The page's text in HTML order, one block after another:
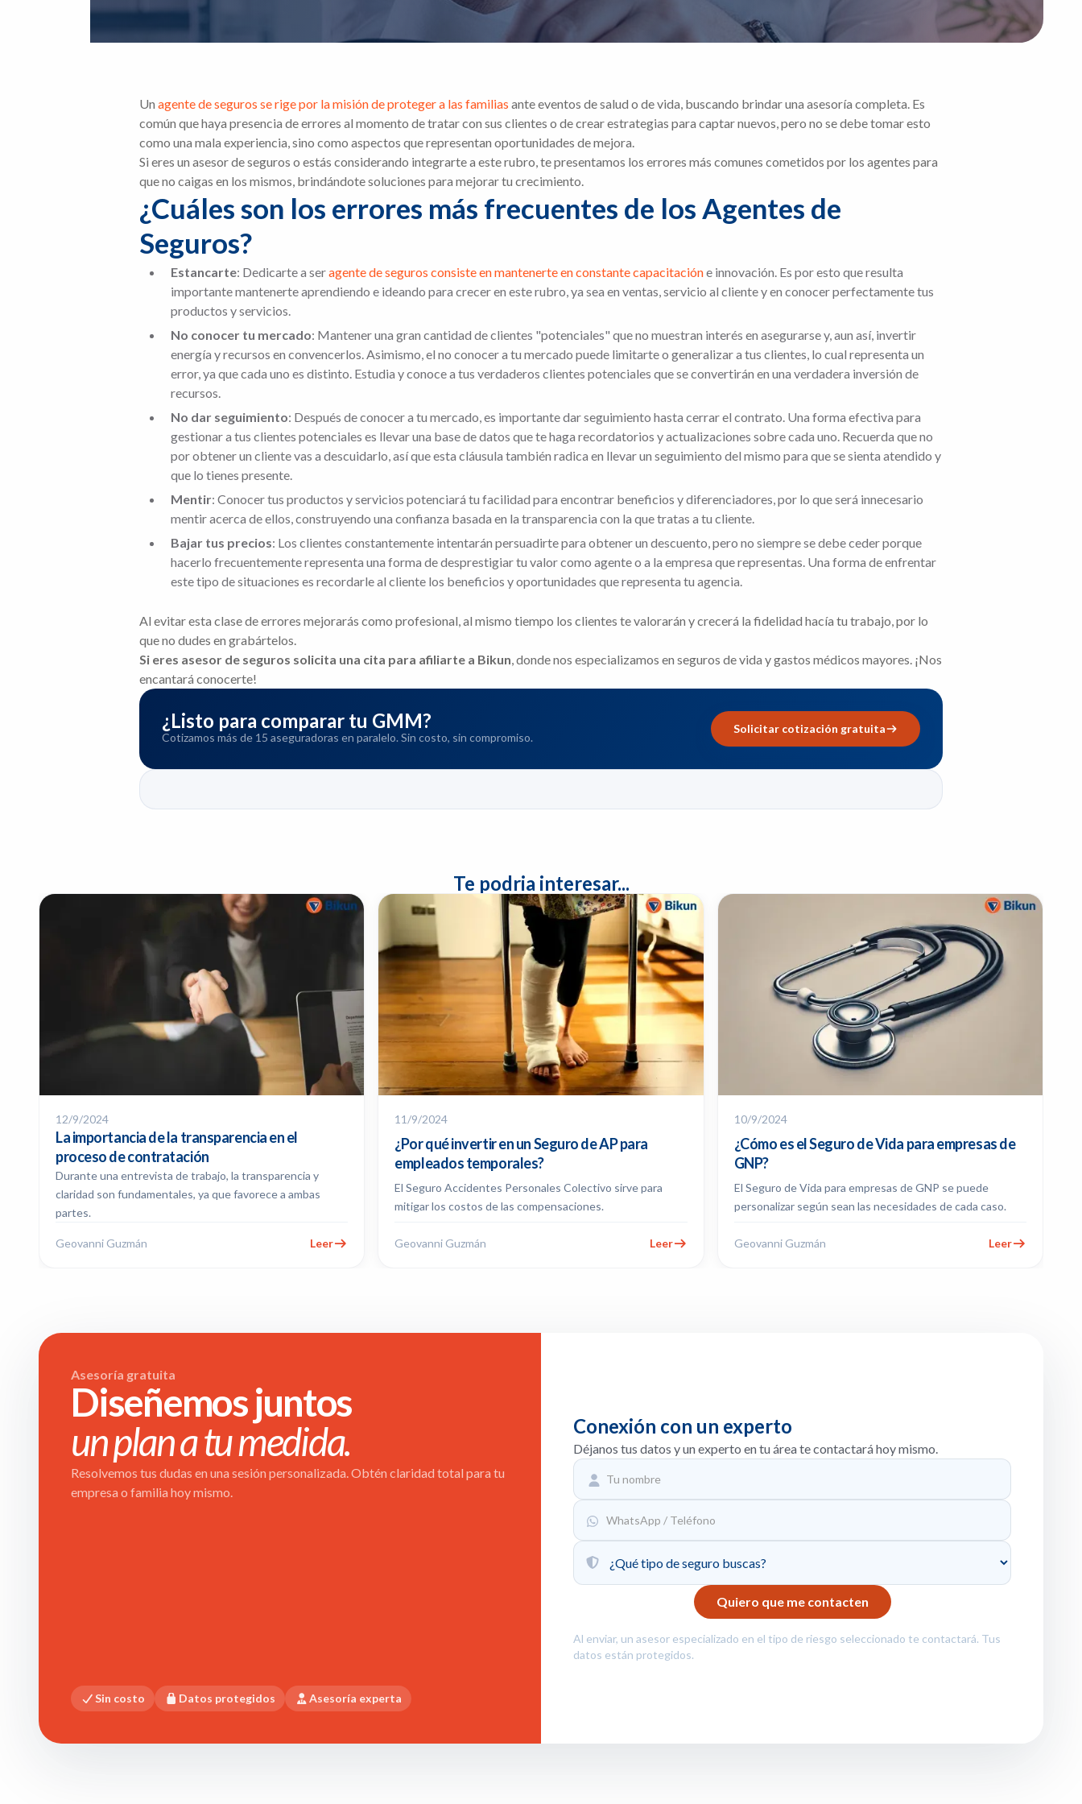
Un agente de seguros se rige por la misión de proteger a las familias ante eventos de salud o de vida, buscando brindar una asesoría completa. Es
común que haya presencia de errores al momento de tratar con sus clientes o de crear estrategias para captar nuevos, pero no se debe tomar esto
como una mala experiencia, sino como aspectos que representan oportunidades de mejora.
Si eres un asesor de seguros o estás considerando integrarte a este rubro, te presentamos los errores más comunes cometidos por los agentes para
que no caigas en los mismos, brindándote soluciones para mejorar tu crecimiento.
¿Cuáles son los errores más frecuentes de los Agentes de
Seguros?
Estancarte: Dedicarte a seragente de seguros consiste en mantenerte en constante capacitacióne innovación. Es por esto que resulta
importante mantenerte aprendiendo e ideando para crecer en este rubro, ya sea en ventas, servicio al cliente y en conocer perfectamente tus
productos y servicios.
No conocer tu mercado: Mantener una gran cantidad de clientes "potenciales" que no muestran interés en asegurarse y, aun así, invertir
energía y recursos en convencerlos. Asimismo, el no conocer a tu mercado puede limitarte o generalizar a tus clientes, lo cual representa un
error, ya que cada uno es distinto. Estudia y conoce a tus verdaderos clientes potenciales que se convertirán en una verdadera inversión de
recursos.
No dar seguimiento: Después de conocer a tu mercado, es importante dar seguimiento hasta cerrar el contrato. Una forma efectiva para
gestionar a tus clientes potenciales es llevar una base de datos que te haga recordatorios y actualizaciones sobre cada uno. Recuerda que no
por obtener un cliente vas a descuidarlo, así que esta cláusula también radica en llevar un seguimiento del mismo para que se sienta atendido y
que lo tienes presente.
Mentir: Conocer tus productos y servicios potenciará tu facilidad para encontrar beneficios y diferenciadores, por lo que será innecesario
mentir acerca de ellos, construyendo una confianza basada en la transparencia con la que tratas a tu cliente.
Bajar tus precios: Los clientes constantemente intentarán persuadirte para obtener un descuento, pero no siempre se debe ceder porque
hacerlo frecuentemente representa una forma de desprestigiar tu valor como agente o a la empresa que representas. Una forma de enfrentar
este tipo de situaciones es recordarle al cliente los beneficios y oportunidades que representa tu agencia.
Al evitar esta clase de errores mejorarás como profesional, al mismo tiempo los clientes te valorarán y crecerá la fidelidad hacía tu trabajo, por lo
que no dudes en grabártelos.
Si eres asesor de seguros solicita una cita para afiliarte a Bikun, donde nos especializamos en seguros de vida y gastos médicos mayores. ¡Nos
encantará conocerte!
¿Listo para comparar tu GMM?
Cotizamos más de 15 aseguradoras en paralelo. Sin costo, sin compromiso.
Solicitar cotización gratuita
Te podria interesar...
12/9/2024
La importancia de la transparencia en el
proceso de contratación
Durante una entrevista de trabajo, la transparencia y
claridad son fundamentales, ya que favorece a ambas
partes.
Geovanni Guzmán Leer
11/9/2024
¿Por qué invertir en un Seguro de AP para
empleados temporales?
El Seguro Accidentes Personales Colectivo sirve para
mitigar los costos de las compensaciones.
Geovanni Guzmán Leer
10/9/2024
¿Cómo es el Seguro de Vida para empresas de
GNP?
El Seguro de Vida para empresas de GNP se puede
personalizar según sean las necesidades de cada caso.
Geovanni Guzmán Leer
Asesoría gratuita
Diseñemos juntos
un plan a tu medida.
Resolvemos tus dudas en una sesión personalizada. Obtén claridad total para tu
empresa o familia hoy mismo.
Sin costo Datos protegidos Asesoría experta
Conexión con un experto
Déjanos tus datos y un experto en tu área te contactará hoy mismo.
Al enviar, un asesor especializado en el tipo de riesgo seleccionado te contactará. Tus
datos están protegidos.